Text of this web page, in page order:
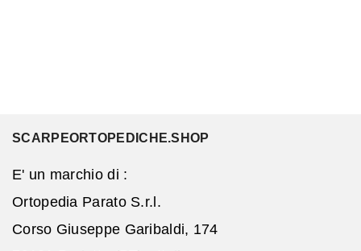
SCARPEORTOPEDICHE.SHOP
E' un marchio di :
Ortopedia Parato S.r.l.
Corso Giuseppe Garibaldi, 174